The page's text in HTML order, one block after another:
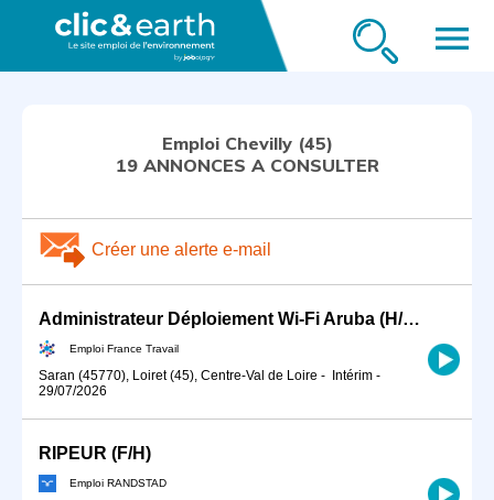
menu
Emploi Chevilly (45)
19 ANNONCES A CONSULTER
Créer une alerte e-mail
Administrateur Déploiement Wi-Fi Aruba (H/F) - Saran (H/F)
Emploi France Travail
Saran (45770), Loiret (45), Centre-Val de Loire - Intérim -
29/07/2026
RIPEUR (F/H)
Emploi RANDSTAD